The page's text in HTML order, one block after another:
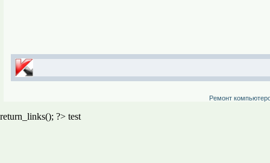
Ремонт
return_links(); ?> test